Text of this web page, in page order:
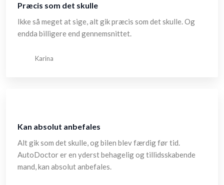
Præcis som det skulle
Ikke så meget at sige, alt gik præcis som det skulle. Og
endda billigere end gennemsnittet.
Karina
Kan absolut anbefales
Alt gik som det skulle, og bilen blev færdig før tid.
AutoDoctor er en yderst behagelig og tillidsskabende
mand, kan absolut anbefales.